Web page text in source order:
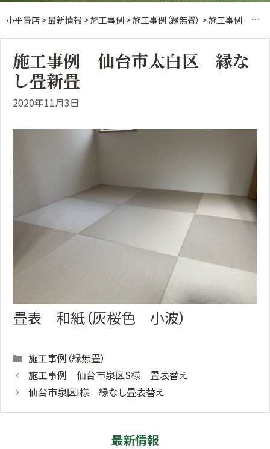
小平畳店 >最新情報 >施工事例 >施工事例（縁無畳） >施工事例 仙台市太白区 縁なし畳新畳
施工事例 仙台市太白区 縁な
し畳新畳
2020年11月3日
畳表 和紙（灰桜色 小波）
Categories
施工事例（縁無畳）
施工事例 仙台市泉区S様 畳表替え
仙台市泉区I様 縁なし畳表替え
最新情報